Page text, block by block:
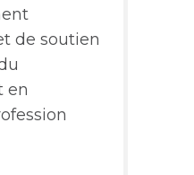
de soutien
en